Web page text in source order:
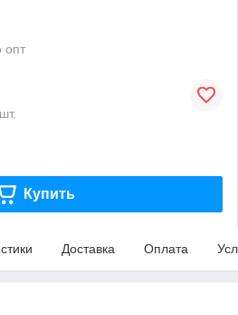
опт
Купить
Доставка Оплата